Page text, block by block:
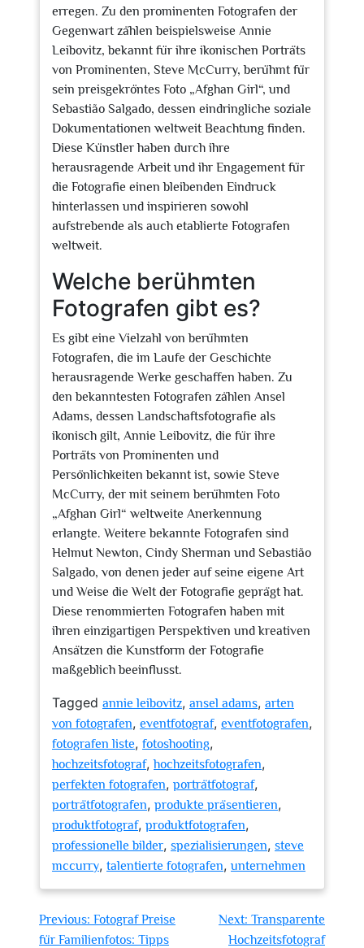
erregen. Zu den prominenten Fotografen der
Gegenwart zählen beispielsweise Annie
Leibovitz, bekannt für ihre ikonischen Porträts
von Prominenten, Steve McCurry, berühmt für
sein preisgekröntes Foto „Afghan Girl“, und
Sebastião Salgado, dessen eindringliche soziale
Dokumentationen weltweit Beachtung finden.
Diese Künstler haben durch ihre
herausragende Arbeit und ihr Engagement für
die Fotografie einen bleibenden Eindruck
hinterlassen und inspirieren sowohl
aufstrebende als auch etablierte Fotografen
weltweit.
Welche berühmten
Fotografen gibt es?
Es gibt eine Vielzahl von berühmten
Fotografen, die im Laufe der Geschichte
herausragende Werke geschaffen haben. Zu
den bekanntesten Fotografen zählen Ansel
Adams, dessen Landschaftsfotografie als
ikonisch gilt, Annie Leibovitz, die für ihre
Porträts von Prominenten und
Persönlichkeiten bekannt ist, sowie Steve
McCurry, der mit seinem berühmten Foto
„Afghan Girl“ weltweite Anerkennung
erlangte. Weitere bekannte Fotografen sind
Helmut Newton, Cindy Sherman und Sebastião
Salgado, von denen jeder auf seine eigene Art
und Weise die Welt der Fotografie geprägt hat.
Diese renommierten Fotografen haben mit
ihren einzigartigen Perspektiven und kreativen
Ansätzen die Kunstform der Fotografie
maßgeblich beeinflusst.
Tagged annie leibovitz, ansel adams, arten
von fotografen, eventfotograf, eventfotografen,
fotografen liste, fotoshooting,
hochzeitsfotograf,hochzeitsfotografen,
perfekten fotografen, porträtfotograf,
porträtfotografen, produkte präsentieren,
produktfotograf, produktfotografen,
professionelle bilder, spezialisierungen, steve
mccurry, talentierte fotografen, unternehmen
Beitragsnavigation
Previous: Fotograf Preise
für Familienfotos: Tipps
Next: Transparente
Hochzeitsfotograf